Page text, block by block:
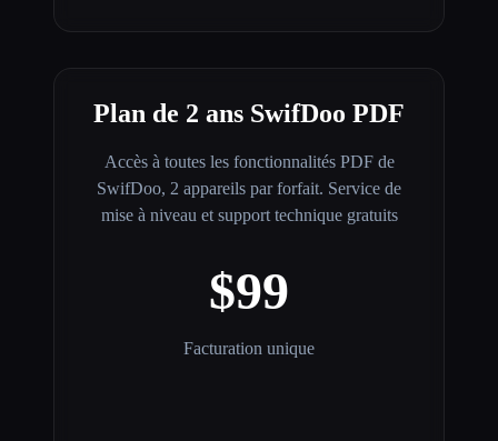
Plan de 2 ans SwifDoo PDF
Accès à toutes les fonctionnalités PDF de
SwifDoo, 2 appareils par forfait. Service de
mise à niveau et support technique gratuits
$99
Facturation unique